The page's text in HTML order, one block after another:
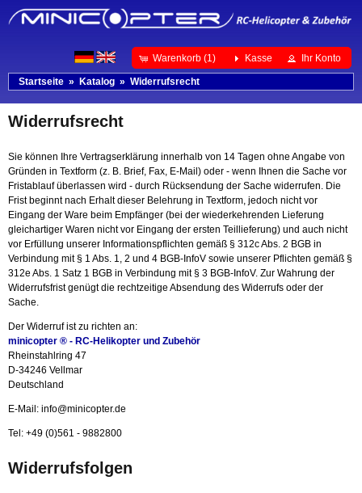
Warenkorb (1) Kasse Ihr Konto
Startseite » Katalog » Widerrufsrecht
Widerrufsrecht
Sie können Ihre Vertragserklärung innerhalb von 14 Tagen ohne Angabe von
Gründen in Textform (z. B. Brief, Fax, E-Mail) oder - wenn Ihnen die Sache vor
Fristablauf überlassen wird - durch Rücksendung der Sache widerrufen. Die
Frist beginnt nach Erhalt dieser Belehrung in Textform, jedoch nicht vor
Eingang der Ware beim Empfänger (bei der wiederkehrenden Lieferung
gleichartiger Waren nicht vor Eingang der ersten Teillieferung) und auch nicht
vor Erfüllung unserer Informationspflichten gemäß § 312c Abs. 2 BGB in
Verbindung mit § 1 Abs. 1, 2 und 4 BGB-InfoV sowie unserer Pflichten gemäß §
312e Abs. 1 Satz 1 BGB in Verbindung mit § 3 BGB-InfoV. Zur Wahrung der
Widerrufsfrist genügt die rechtzeitige Absendung des Widerrufs oder der
Sache.
Der Widerruf ist zu richten an:
minicopter ® - RC-Helikopter und Zubehör
Rheinstahlring 47
D-34246 Vellmar
Deutschland
E-Mail: info@minicopter.de
Tel: +49 (0)561 - 9882800
Widerrufsfolgen